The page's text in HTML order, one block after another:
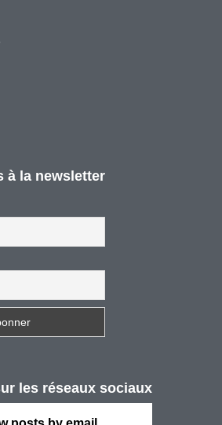
à la newsletter
les réseaux sociaux